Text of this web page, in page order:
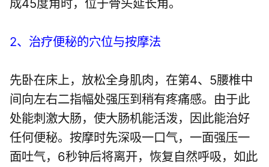
成45度角时，位于骨头延长角。
2、治疗便秘的穴位与按摩法
先卧在床上，放松全身肌肉，在第4、5腰椎中
间向左右二指幅处强压到稍有疼痛感。由于此
处能刺激大肠，使大肠机能活泼，因此能治好
任何便秘。按摩时先深吸一口气，一面强压一
面吐气，6秒钟后将离开，恢复自然呼吸，如此